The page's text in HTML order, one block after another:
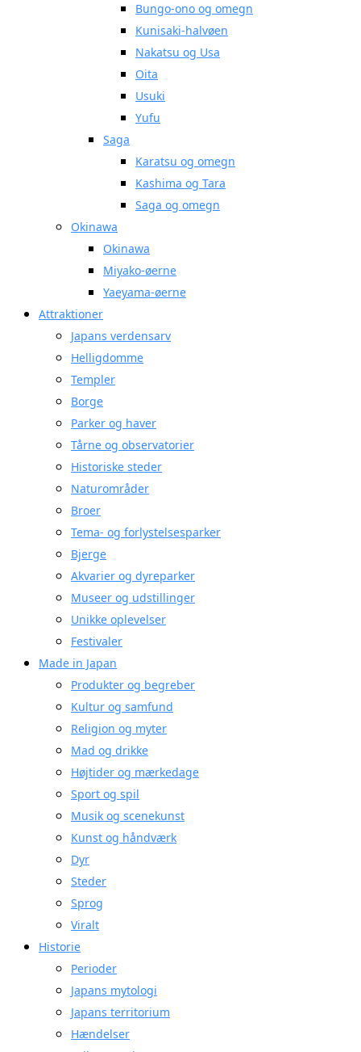
Bungo-ono og omegn
Kunisaki-halvøen
Nakatsu og Usa
Oita
Usuki
Yufu
Saga
Karatsu og omegn
Kashima og Tara
Saga og omegn
Okinawa
Okinawa
Miyako-øerne
Yaeyama-øerne
Attraktioner
Japans verdensarv
Helligdomme
Templer
Borge
Parker og haver
Tårne og observatorier
Historiske steder
Naturområder
Broer
Tema- og forlystelsesparker
Bjerge
Akvarier og dyreparker
Museer og udstillinger
Unikke oplevelser
Festivaler
Made in Japan
Produkter og begreber
Kultur og samfund
Religion og myter
Mad og drikke
Højtider og mærkedage
Sport og spil
Musik og scenekunst
Kunst og håndværk
Dyr
Steder
Sprog
Viralt
Historie
Perioder
Japans mytologi
Japans territorium
Hændelser